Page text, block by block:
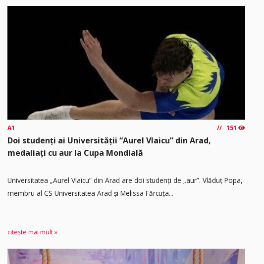
A1 151
Doi studenți ai Universității “Aurel Vlaicu” din Arad,
medaliați cu aur la Cupa Mondială
Universitatea „Aurel Vlaicu” din Arad are doi studenți de „aur”. Vlăduț Popa,
membru al CS Universitatea Arad și Melissa Fărcuța...
citește mai mult »